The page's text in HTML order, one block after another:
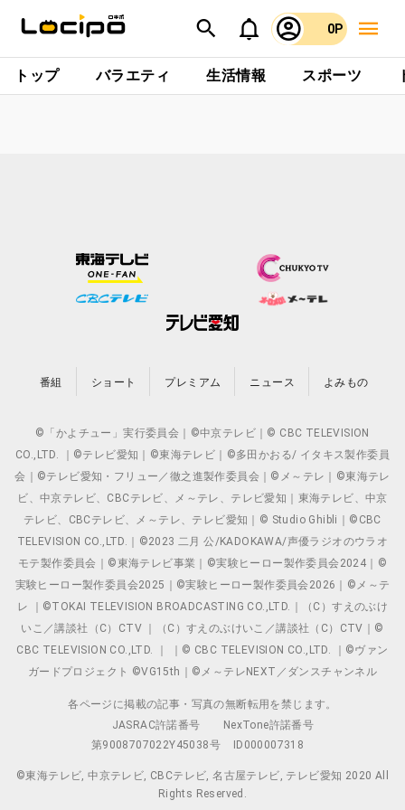
0P
トップ バラエティ 生活情報 スポーツ
番組 ショート プレミアム ニュース よみもの
©「かよチュー」実行委員会｜©中京テレビ｜© CBC TELEVISION
CO.,LTD. ｜©テレビ愛知｜©東海テレビ｜©多田かおる/ イタキス製作委員
会｜©テレビ愛知・フリュー／徹之進製作委員会｜©メ～テレ｜©東海テレ
ビ、中京テレビ、CBCテレビ、メ～テレ、テレビ愛知｜東海テレビ、中京
テレビ、CBCテレビ、メ～テレ、テレビ愛知｜© Studio Ghibli｜©CBC
TELEVISION CO.,LTD.｜©2023 二月 公/KADOKAWA/声優ラジオのウラオ
モテ製作委員会｜©東海テレビ事業｜©実験ヒーロー製作委員会2024｜©
実験ヒーロー製作委員会2025｜©実験ヒーロー製作委員会2026｜©メ～テ
レ ｜©TOKAI TELEVISION BROADCASTING CO.,LTD.｜（C）すえのぶけ
いこ／講談社（C）CTV ｜（C）すえのぶけいこ／講談社（C）CTV｜©
CBC TELEVISION CO.,LTD. ｜ ｜© CBC TELEVISION CO.,LTD. ｜©ヴァン
ガードプロジェクト ©VG15th｜©メ～テレNEXT／ダンスチャンネル
各ページに掲載の記事・写真の無断転用を禁じます。
JASRAC許諾番号
NexTone許諾番号
第9008707022Y45038号
ID000007318
©東海テレビ, 中京テレビ, CBCテレビ, 名古屋テレビ, テレビ愛知 2020 All
Rights Reserved.